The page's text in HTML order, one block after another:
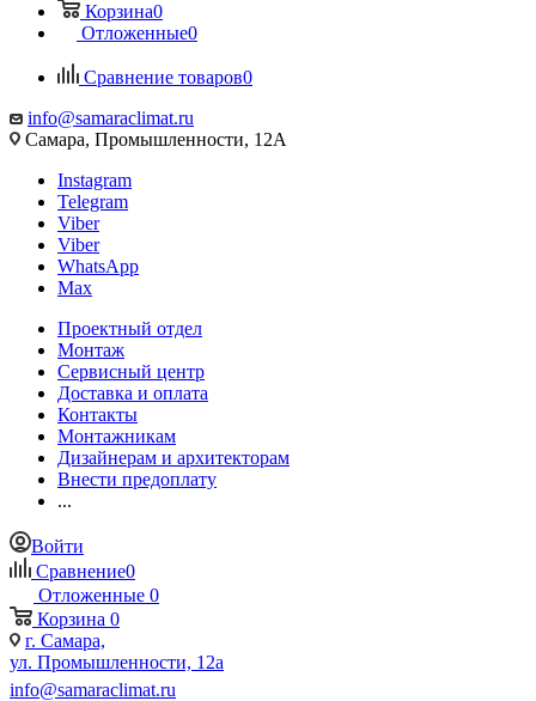
Корзина0
Отложенные0
Сравнение товаров0
info@samaraclimat.ru
Самара, Промышленности, 12А
Instagram
Telegram
Viber
Viber
WhatsApp
Max
Проектный отдел
Монтаж
Сервисный центр
Доставка и оплата
Контакты
Монтажникам
Дизайнерам и архитекторам
Внести предоплату
...
Войти
Сравнение0
Отложенные 0
Корзина 0
г. Самара,
ул. Промышленности, 12а
info@samaraclimat.ru